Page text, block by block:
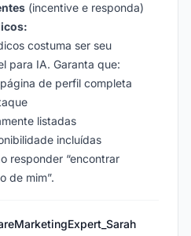
(incentive e responda)
costuma ser seu
para IA. Garanta que:
de perfil completa
listadas
incluídas
responder “encontrar
de mim”.